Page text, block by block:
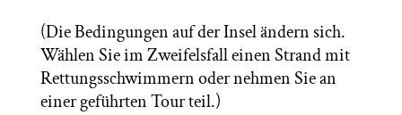
(Die Bedingungen auf der Insel ändern sich.
Wählen Sie im Zweifelsfall einen Strand mit
Rettungsschwimmern oder nehmen Sie an
einer geführten Tour teil.)